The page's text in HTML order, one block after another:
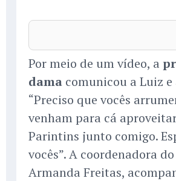
Por meio de um vídeo, a
dama comunicou a Luiz e
“Preciso que vocês
venham para cá
Parintins junto comigo.
vocês”. A coordenadora
Armanda Freitas,